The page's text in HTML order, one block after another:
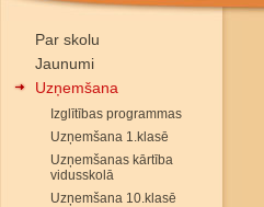
Par skolu
Jaunumi
Uzņemšana
Izglītības programmas
Uzņemšana 1.klasē
Uzņemšanas kārtība
vidusskolā
Uzņemšana 10.klasē